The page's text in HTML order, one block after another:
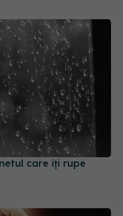
care îți rupe